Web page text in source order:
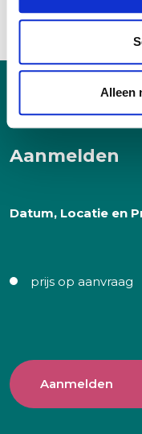
Alleen
Aanmelden
Datum, Locatie en
prijs op aanvraag
Aanmelden